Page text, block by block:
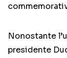
Nonostante
presidente